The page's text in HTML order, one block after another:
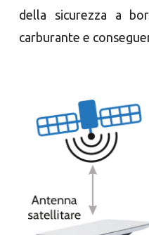
della sicurezza a
carburante e